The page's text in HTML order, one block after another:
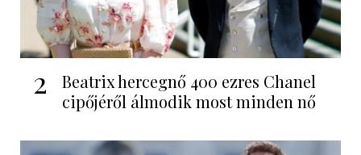
2
Beatrix hercegnő 400 ezres Chanel
cipőjéről álmodik most minden nő